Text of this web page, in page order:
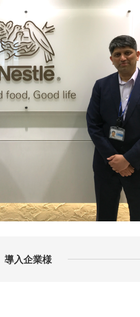
導入企業様